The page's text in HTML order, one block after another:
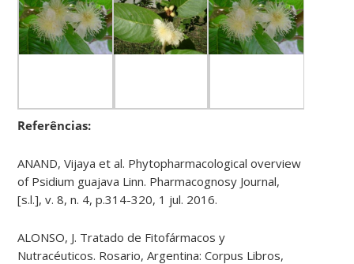
Referências:
ANAND, Vijaya et al. Phytopharmacological overview
of Psidium guajava Linn. Pharmacognosy Journal,
[s.l.], v. 8, n. 4, p.314-320, 1 jul. 2016.
ALONSO, J. Tratado de Fitofármacos y
Nutracéuticos. Rosario, Argentina: Corpus Libros,